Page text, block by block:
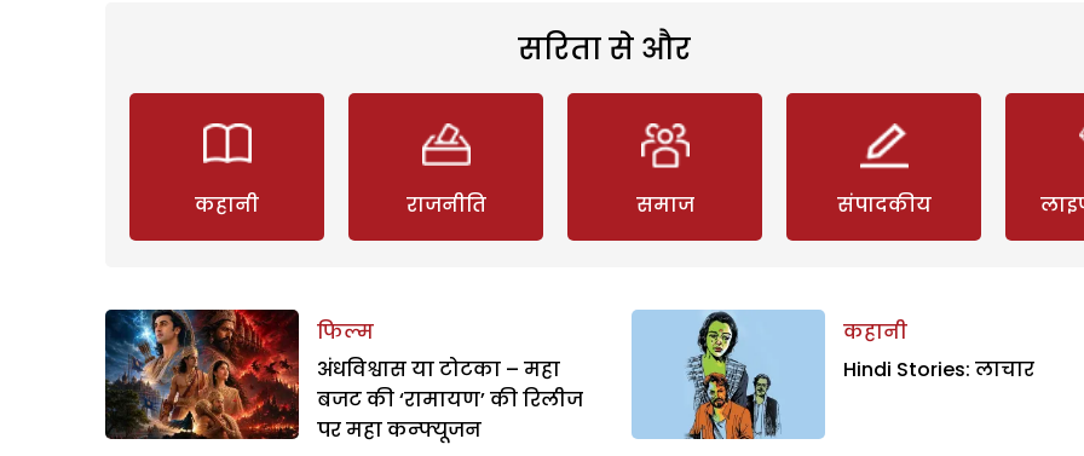
सरिता से और
कहानी राजनीति समाज संपादकीय
फिल्म
अंधविश्वास या टोटका – महा
बजट की ‘रामायण’ की रिलीज
पर महा कन्फ्यूजन
कहानी
Hindi Stories: लाचार